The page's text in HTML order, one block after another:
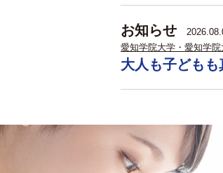
お知らせ
愛知学院大学・愛知学
大人も子ども